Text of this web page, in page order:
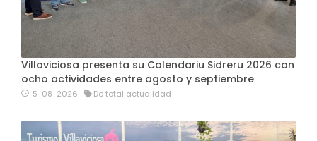
Villaviciosa presenta su Calendariu Sidreru 2026 con
ocho actividades entre agosto y septiembre
5-08-2026 De total actualidad